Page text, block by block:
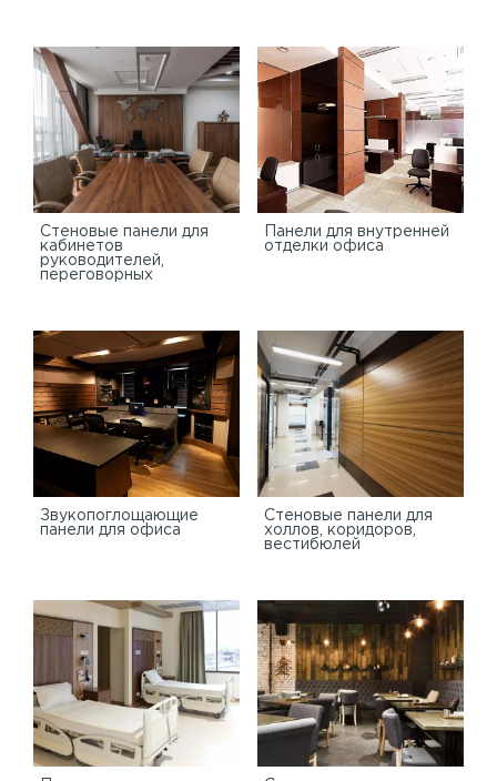
Стеновые панели для
кабинетов
руководителей,
переговорных
Панели для внутренней
отделки офиса
Звукопоглощающие
панели для офиса
Стеновые панели для
холлов, коридоров,
вестибюлей